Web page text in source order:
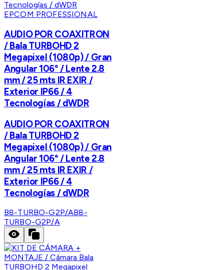
EPCOM PROFESSIONAL
AUDIO POR COAXITRON
/ Bala TURBOHD 2
Megapixel (1080p) / Gran
Angular 106° / Lente 2.8
mm / 25 mts IR EXIR /
Exterior IP66 / 4
Tecnologías / dWDR
AUDIO POR COAXITRON
/ Bala TURBOHD 2
Megapixel (1080p) / Gran
Angular 106° / Lente 2.8
mm / 25 mts IR EXIR /
Exterior IP66 / 4
Tecnologías / dWDR
B8-TURBO-G2P/AB8-
TURBO-G2P/A